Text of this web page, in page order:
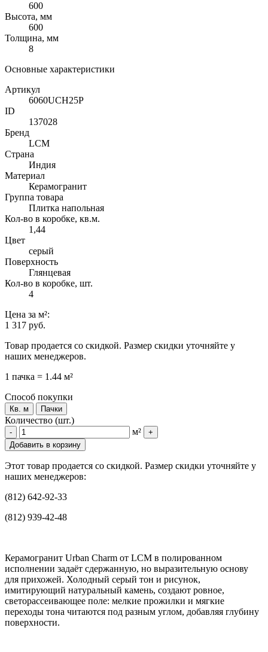
600
Высота, мм
600
Толщина, мм
8
Основные характеристики
Артикул
6060UCH25P
ID
137028
Бренд
LCM
Страна
Индия
Материал
Керамогранит
Группа товара
Плитка напольная
Кол-во в коробке, кв.м.
1,44
Цвет
серый
Поверхность
Глянцевая
Кол-во в коробке, шт.
4
Цена за м²:
1 317 руб.
Товар продается со скидкой. Размер скидки уточняйте у
наших менеджеров.
1 пачка = 1.44 м²
Способ покупки
Кв. м Пачки
Количество (шт.)
- м²
+
Добавить в корзину
Этот товар продается со скидкой. Размер скидки уточняйте у
наших менеджеров:
(812) 642-92-33
(812) 939-42-48
Керамогранит Urban Charm от LCM в полированном
исполнении задаёт сдержанную, но выразительную основу
для прихожей. Холодный серый тон и рисунок,
имитирующий натуральный камень, создают ровное,
светорассеивающее поле: мелкие прожилки и мягкие
переходы тона читаются под разным углом, добавляя глубину
поверхности.